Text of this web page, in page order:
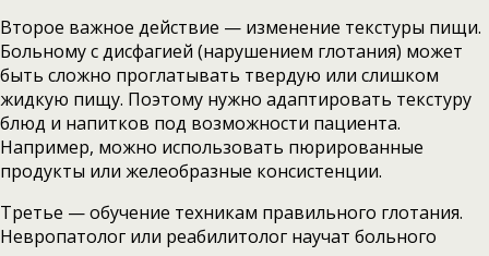
Второе важное действие — изменение текстуры пищи.
Больному с дисфагией (нарушением глотания) может
быть сложно проглатывать твердую или слишком
жидкую пищу. Поэтому нужно адаптировать текстуру
блюд и напитков под возможности пациента.
Например, можно использовать пюрированные
продукты или желеобразные консистенции.
Третье — обучение техникам правильного глотания.
Невропатолог или реабилитолог научат больного